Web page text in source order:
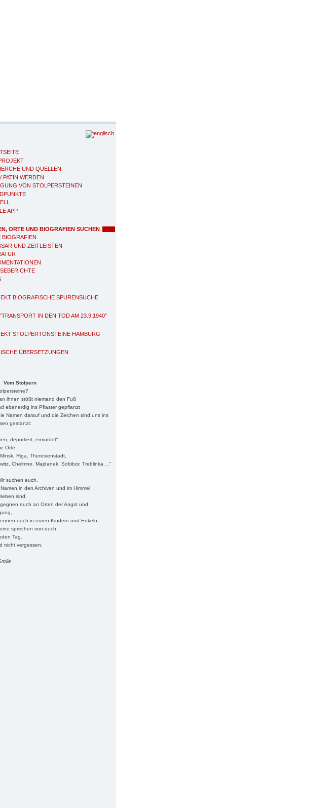
UND QUELLEN
PATIN WERDEN
VON STOLPERSTEINEN
APP
ORTE UND BIOGRAFIEN SUCHEN
BIOGRAFIEN
UND ZEITLEISTEN
BIOGRAFISCHE SPURENSUCHE
IN DEN TOD AM 23.9.1940"
STOLPERTONSTEINE HAMBURG
ÜBERSETZUNGEN
Vom Stolpern
ihnen stößt niemand den Fuß
ebenerdig ins Pflaster gepflanzt
Namen darauf und die Zeichen sind uns ins
gestanzt:
deportiert, ermordet"
Orte:
Riga, Theresienstadt,
Chelmno, Majdanek, Sobibor, Treblinka ..."
euch,
in den Archiven und im Himmel
sind.
euch an Orten der Angst und
euch in euren Kindern und Enkeln.
sprechen von euch,
Tag.
nicht vergessen.